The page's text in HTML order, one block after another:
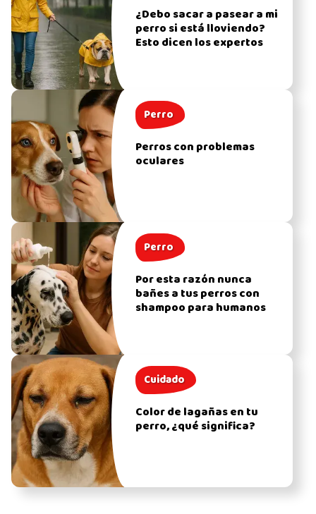
¿Debo sacar a pasear a mi
perro si está lloviendo?
Esto dicen los expertos
Perro
Perros con problemas
oculares
Perro
Por esta razón nunca
bañes a tus perros con
shampoo para humanos
Cuidado
Color de lagañas en tu
perro, ¿qué significa?